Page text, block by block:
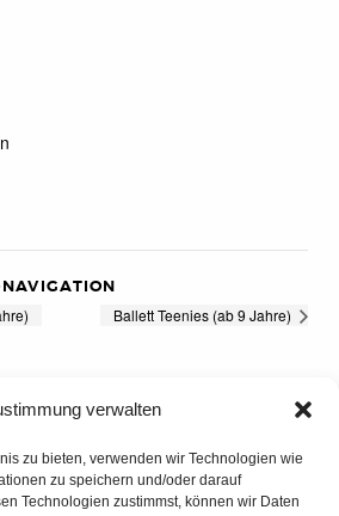
verwalten
zu bieten, verwenden wir Technologien wie
zu speichern und/oder darauf
Technologien zustimmst, können wir Daten
Ballett Teenies (ab 9 Jahre)